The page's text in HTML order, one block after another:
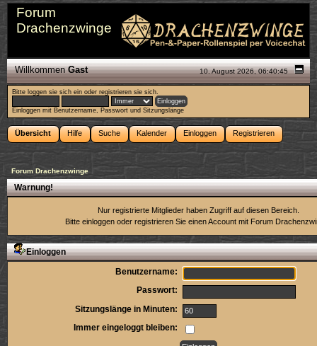
Forum
Drachenzwinge
10. August 2026, 06:40:45
WillkommenGast
Bitte loggen sie sich ein oderregistrieren sie sich.
Einloggen mit Benutzername, Passwort und Sitzungslänge
Übersicht Hilfe Suche Kalender Einloggen Registrieren
Forum Drachenzwinge
Warnung!
Nur registrierte Mitglieder haben Zugriff auf diesen Bereich.
Bitte einloggen oder registrieren Sie einen Account mit Forum
Einloggen
Benutzername:
Passwort:
Sitzungslänge in Minuten:
Immer eingeloggt bleiben: